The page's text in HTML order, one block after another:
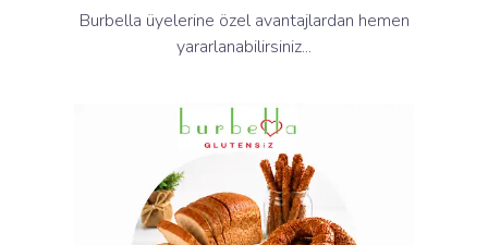
Burbella üyelerine özel avantajlardan hemen
yararlanabilirsiniz...